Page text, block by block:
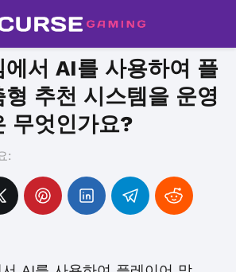
에서 AI를 사용하여 플
추천 시스템을 운영
무엇인가요?
: